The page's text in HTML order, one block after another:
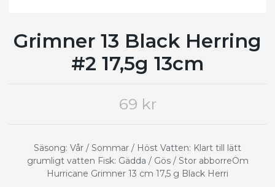
Grimner 13 Black Herring
#2 17,5g 13cm
69 kr
Säsong: Vår / Sommar / Höst Vatten: Klart till lätt
grumligt vatten Fisk: Gädda / Gös / Stor abborreOm
Hurricane Grimner 13 cm 17,5 g Black Herri